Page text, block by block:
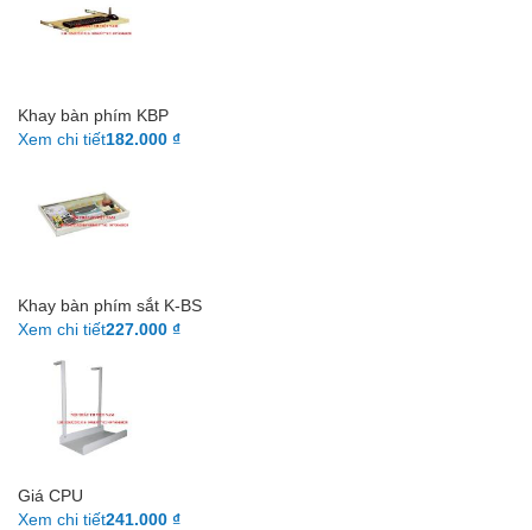
Khay bàn phím KBP
Xem chi tiết182.000 ₫
Khay bàn phím sắt K-BS
Xem chi tiết227.000 ₫
Giá CPU
Xem chi tiết241.000 ₫